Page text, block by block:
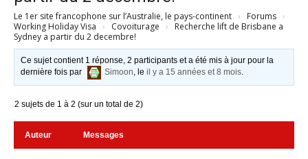
australie.com
Le 1er site francophone sur l’Australie, le pays-continent › Forums ›
Working Holiday Visa › Covoiturage ›
Recherche lift de Brisbane a
Sydney a partir du 2 decembre!
Ce sujet contient 1 réponse, 2 participants et a été mis à jour pour la
dernière fois par
Simoon, leil y a 15 années et 8 mois.
2 sujets de 1 à 2 (sur un total de 2)
Auteur Messages